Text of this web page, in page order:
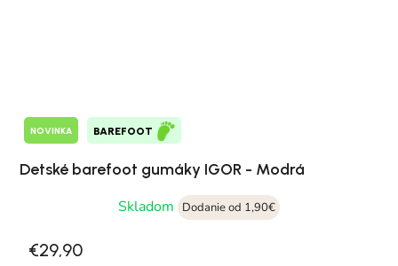
NOVINKA BAREFOOT
Detské barefoot gumáky IGOR - Modrá
Skladom
Dodanie od 1,90€
€29,90